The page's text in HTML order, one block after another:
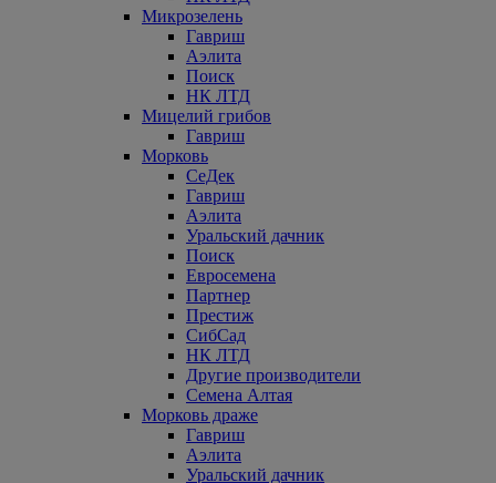
Микрозелень
Гавриш
Аэлита
Поиск
НК ЛТД
Мицелий грибов
Гавриш
Морковь
СеДек
Гавриш
Аэлита
Уральский дачник
Поиск
Евросемена
Партнер
Престиж
СибСад
НК ЛТД
Другие производители
Семена Алтая
Морковь драже
Гавриш
Аэлита
Уральский дачник